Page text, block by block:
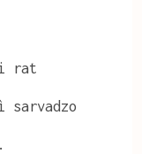
rat